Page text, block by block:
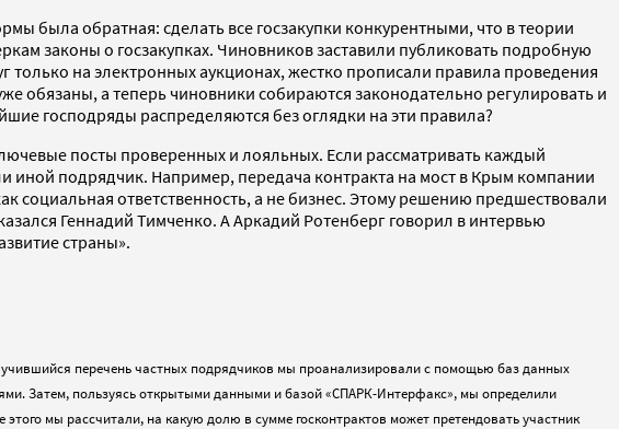
была обратная: сделать все госзакупки конкурентными, что в теории
законы о госзакупках. Чиновников заставили публиковать подробную
на электронных аукционах, жестко прописали правила проведения
обязаны, а теперь чиновники собираются законодательно регулировать и
господряды распределяются без оглядки на эти правила?
посты проверенных и лояльных. Если рассматривать каждый
иной подрядчик. Например, передача контракта на мост в Крым компании
социальная ответственность, а не бизнес. Этому решению предшествовали
Геннадий Тимченко. А Аркадий Ротенберг говорил в интервью
страны».
перечень частных подрядчиков мы проанализировали с помощью баз данных
Затем, пользуясь открытыми данными и базой «СПАРК-Интерфакс», мы определили
мы рассчитали, на какую долю в сумме госконтрактов может претендовать участник